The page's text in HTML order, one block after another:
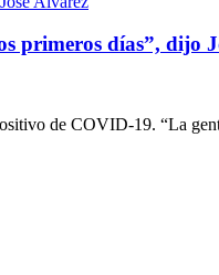
primeros días”, dijo
de COVID-19. “La